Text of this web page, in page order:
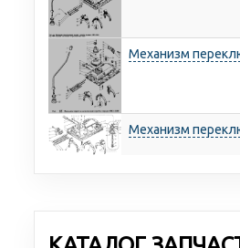
Механизм
Механизм